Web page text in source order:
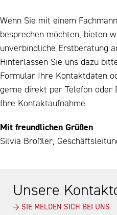
Wenn Sie mit einem
besprechen möchten, bieten
unverbindliche Erstberatung
Hinterlassen Sie uns dazu
Formular Ihre Kontaktdaten
gerne direkt per Telefon oder
Ihre Kontaktaufnahme.
Mit freundlichen Grüßen
Silvia Broßler,
Unsere
→ SIE MELDEN SICH BEI UNS